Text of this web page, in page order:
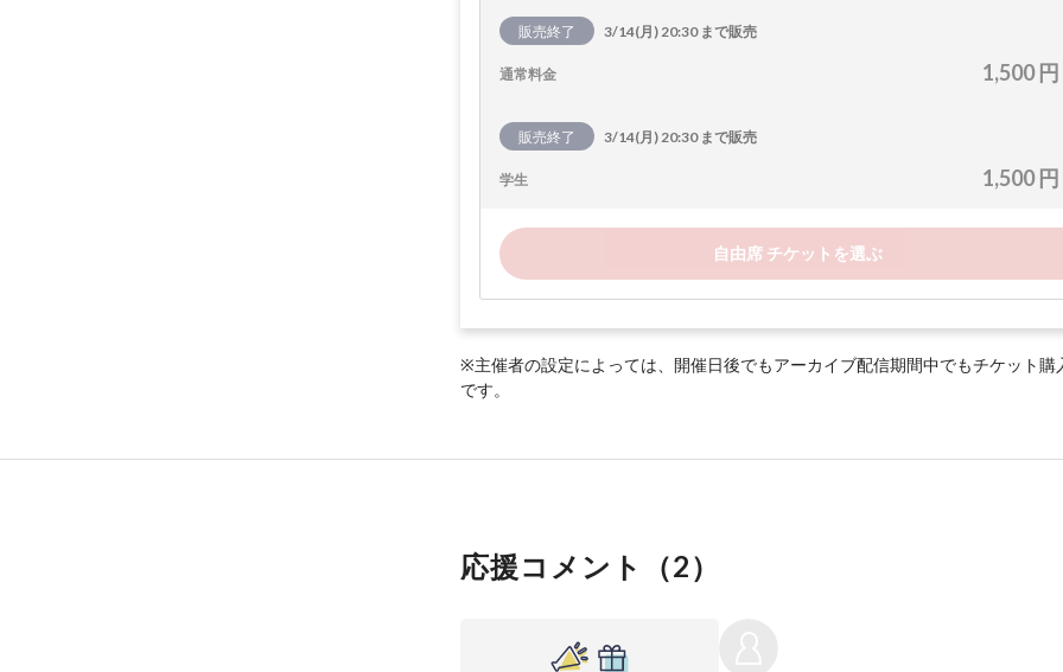
販売終了 3/14(月) 20:30 まで販売
通常料金 1,500 円
販売終了 3/14(月) 20:30 まで販売
学生 1,500 円
自由席 チケットを選ぶ
※主催者の設定によっては、開催日後でもアーカイブ配信期間中でもチケット購
です。
応援コメント（2）